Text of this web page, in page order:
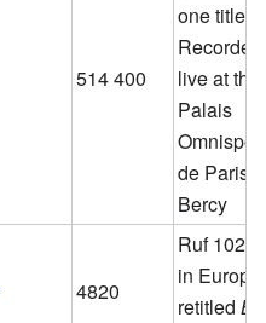
514 400
one title.
Recorded
live at the
Palais
de Paris-
Bercy
4820
Ruf 1021
in Europe,
retitled